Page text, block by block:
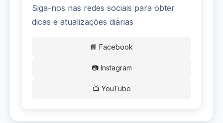
Siga-nos nas redes sociais para obter
dicas e atualizações diárias
📘 Facebook
📷 Instagram
📺 YouTube